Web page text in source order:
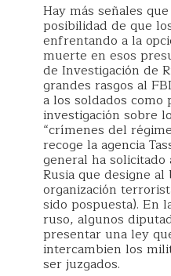
Hay más señales
posibilidad de que
enfrentando a la
muerte en esos
de Investigación de
grandes rasgos al
a los soldados como
investigación sobre
“crímenes del
recoge la agencia
general ha
Rusia que designe
organización
sido pospuesta). En
ruso, algunos
presentar una ley
intercambien los
ser juzgados.